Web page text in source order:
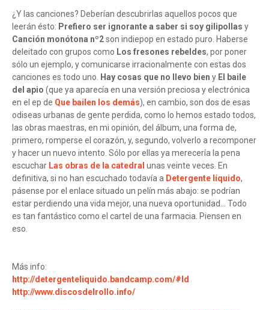
¿Y las canciones? Deberían descubrirlas aquellos pocos que
leerán ésto: Prefiero ser ignorante a saber si soy gilipollas y
Canción monótona nº2son indiepop en estado puro. Haberse
deleitado con grupos como Los fresones rebeldes, por poner
sólo un ejemplo, y comunicarse irracionalmente con estas dos
canciones es todo uno. Hay cosas que no llevo bien y El baile
del apio (que ya aparecía en una versión preciosa y electrónica
en el ep de Que bailen los demás), en cambio, son dos de esas
odiseas urbanas de gente perdida, como lo hemos estado todos,
las obras maestras, en mi opinión, del álbum, una forma de,
primero, romperse el corazón, y, segundo, volverlo a recomponer
y hacer un nuevo intento. Sólo por ellas ya merecería la pena
escuchar Las obras de la catedral unas veinte veces. En
definitiva, si no han escuchado todavía a Detergente líquido,
pásense por el enlace situado un pelín más abajo: se podrían
estar perdiendo una vida mejor, una nueva oportunidad... Todo
es tan fantástico como el cartel de una farmacia. Piensen en
eso.
Más info:
http://detergenteliquido.bandcamp.com/#ld
http://www.discosdelrollo.info/